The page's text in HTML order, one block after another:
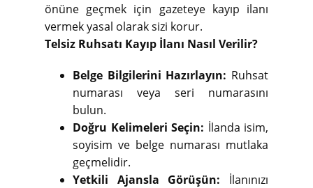
önüne geçmek için gazeteye kayıp ilanı
vermek yasal olarak sizi korur.
Telsiz Ruhsatı Kayıp İlanı Nasıl Verilir?
Belge Bilgilerini Hazırlayın: Ruhsat
numarası veya seri numarasını
bulun.
Doğru Kelimeleri Seçin: İlanda isim,
soyisim ve belge numarası mutlaka
geçmelidir.
Yetkili Ajansla Görüşün: İlanınızı